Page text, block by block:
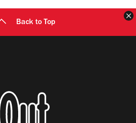
Back to Top